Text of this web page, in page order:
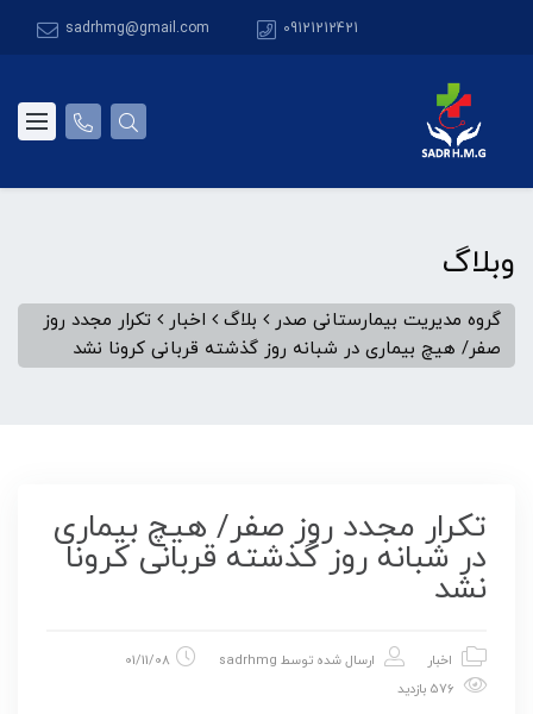
09121212421
sadrhmg@gmail.com
وبلاگ
گروه مدیریت بیمارستانی صدر بلاگ اخبار
تکرار مجدد روز
صفر/ هیچ بیماری در شبانه روز گذشته قربانی کرونا نشد
تکرار مجدد روز صفر/ هیچ بیماری
در شبانه روز گذشته قربانی کرونا
نشد
اخبار ارسال شده توسط sadrhmg
01/11/08